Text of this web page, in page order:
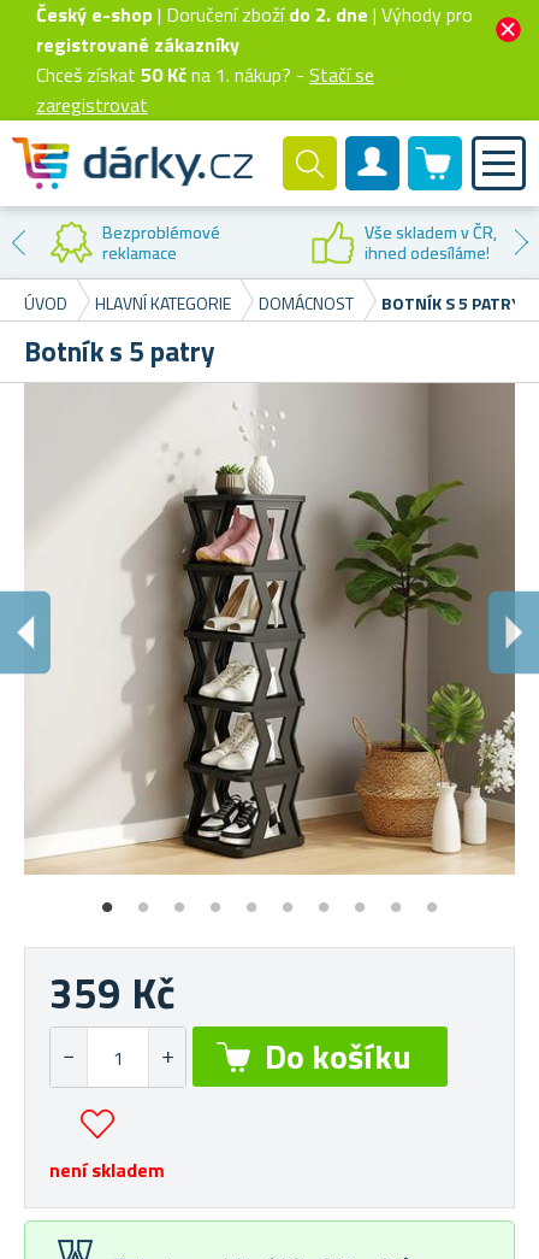
Český e-shop| Doručení zbožído 2. dne | Výhody pro
registrované zákazníky
Chceš získat 50 Kčna 1. nákup? - Stačí se
zaregistrovat
Zákaznický účet
0 produktů
Bezproblémové
reklamace
Vše skladem v ČR,
ihned odesíláme!
ÚVOD
HLAVNÍ KATEGORIE DOMÁCNOST BOTNÍK S 5 PATRY
Botník s 5 patry
359 Kč
není skladem